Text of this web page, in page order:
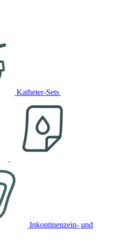
Katheter-Sets
Inkontinenzein- und